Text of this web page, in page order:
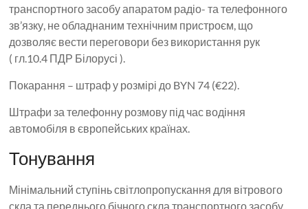
транспортного засобу апаратом радіо- та телефонного
зв’язку, не обладнаним технічним пристроєм, що
дозволяє вести переговори без використання рук
( гл.10.4 ПДР Білорусі ).
Покарання – штраф у розмірі до BYN 74 (€22).
Штрафи за телефонну розмову під час водіння
автомобіля в європейських країнах.
Тонування
Мінімальний ступінь світлопропускання для вітрового
скла та переднього бічного скла транспортного засобу,